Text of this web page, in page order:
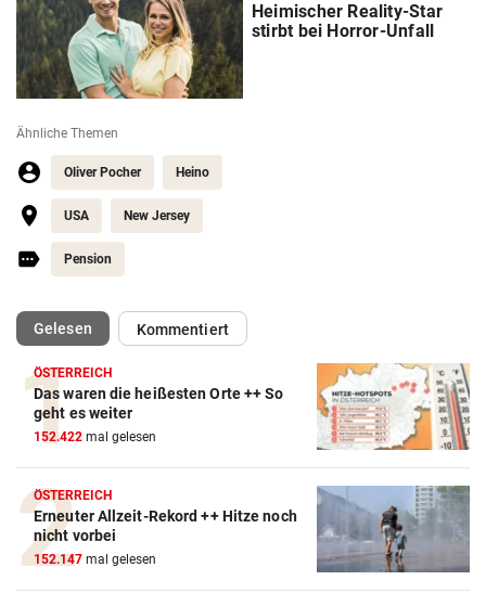
Heimischer Reality-Star
stirbt bei Horror-Unfall
Ähnliche Themen
Oliver Pocher Heino
USA New Jersey
Pension
Gelesen(ausgewählt)Kommentiert
ÖSTERREICH
Das waren die heißesten Orte ++ So
geht es weiter
152.422 mal gelesen
ÖSTERREICH
Erneuter Allzeit-Rekord ++ Hitze noch
nicht vorbei
152.147 mal gelesen